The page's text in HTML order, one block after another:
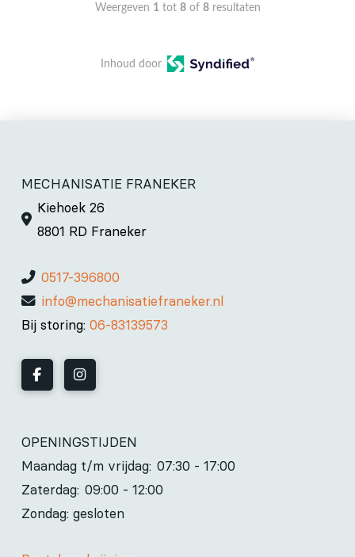
Weergeven 1tot 8of 8resultaten
Inhoud door
MECHANISATIE FRANEKER
Kiehoek 26
8801 RD Franeker
0517-396800
info@mechanisatiefraneker.nl
Bij storing: 06-83139573
OPENINGSTIJDEN
Maandag t/m vrijdag: 07:30 - 17:00
Zaterdag: 09:00 - 12:00
Zondag: gesloten